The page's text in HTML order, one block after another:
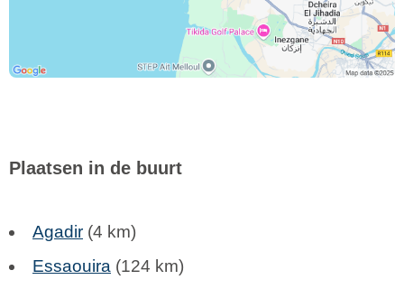
Plaatsen in de buurt
Agadir (4 km)
Essaouira (124 km)